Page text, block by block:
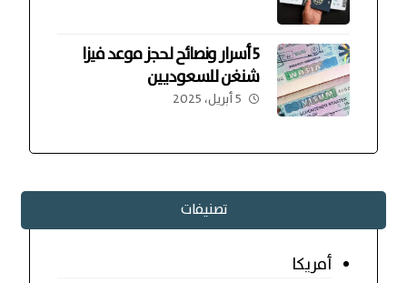
5 أسرار ونصائح لحجز موعد فيزا
شنغن للسعوديين
5 أبريل، 2025
تصنيفات
أمريكا